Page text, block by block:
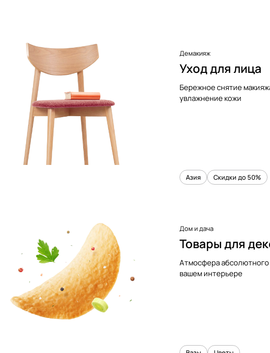
Демакияж
Уход для лица
Бережное снятие
увлажнение кожи
Азия Скидки до 50%
Дом и дача
Товары для
Атмосфера абсолютного
вашем интерьере